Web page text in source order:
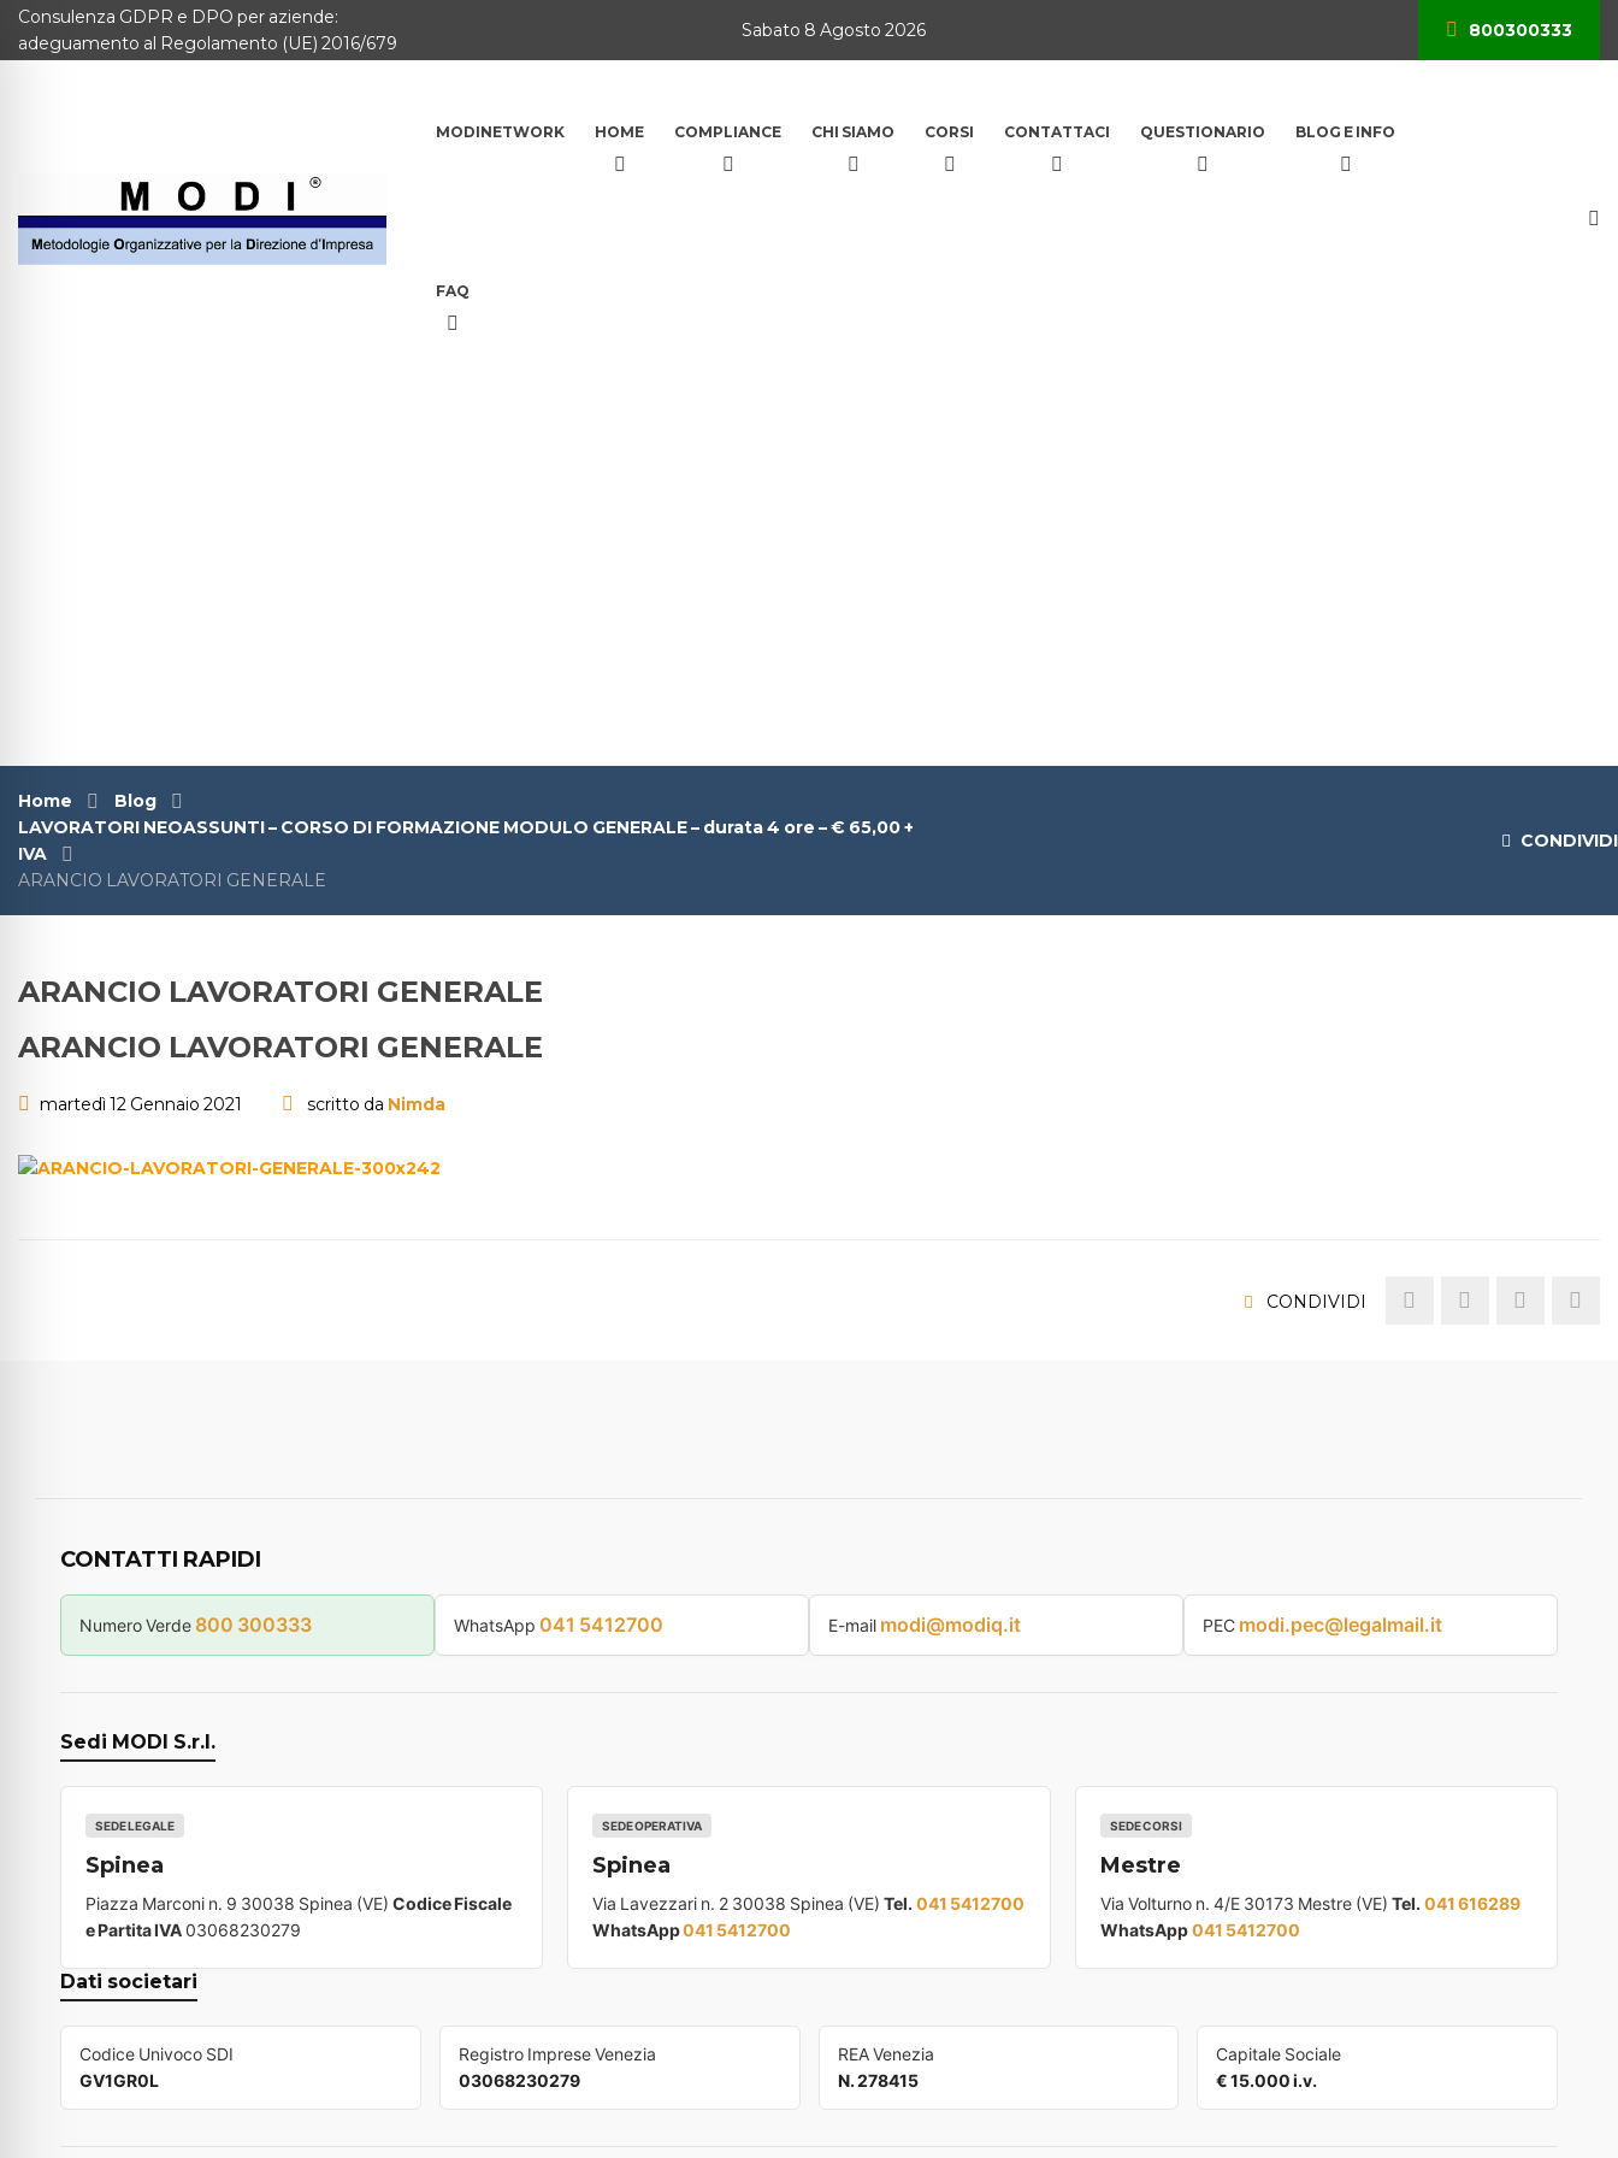
MODINETWORK
Chi Siamo
Corsi
Consulenza GDPR e DPO per aziende:
adeguamento al Regolamento (UE) 2016/679
Sabato 8 Agosto 2026 800300333
MODINETWORK HOME COMPLIANCE CHI SIAMO CORSI CONTATTACI QUESTIONARIO BLOG E INFO
FAQ
Home
Blog
LAVORATORI NEOASSUNTI – CORSO DI FORMAZIONE MODULO GENERALE – durata 4 ore – € 65,00 +
IVA
ARANCIO LAVORATORI GENERALE
CONDIVIDI
ARANCIO LAVORATORI GENERALE
ARANCIO LAVORATORI GENERALE
martedì 12 Gennaio 2021 scritto da Nimda
CONDIVIDI
CONTATTI RAPIDI
Numero Verde 800 300333 WhatsApp 041 5412700 E-mail modi@modiq.it PEC modi.pec@legalmail.it
Sedi MODI S.r.l.
SEDE LEGALE
Spinea
Piazza Marconi n. 9 30038 Spinea (VE) Codice Fiscale
e Partita IVA03068230279
SEDE OPERATIVA
Spinea
Via Lavezzari n. 2 30038 Spinea (VE)Tel. 041 5412700
WhatsApp041 5412700
SEDE CORSI
Mestre
Via Volturno n. 4/E 30173 Mestre (VE) Tel. 041 616289
WhatsApp041 5412700
Dati societari
Codice Univoco SDI
GV1GR0L
Registro Imprese Venezia
03068230279
REA Venezia
N. 278415
Capitale Sociale
€ 15.000 i.v.